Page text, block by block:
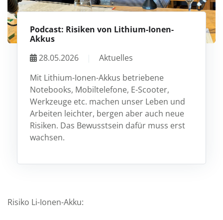
Podcast: Risiken von Lithium-Ionen-
Akkus
28.05.2026
|
Aktuelles
Mit Lithium-Ionen-Akkus betriebene
Notebooks, Mobiltelefone, E-Scooter,
Werkzeuge etc. machen unser Leben und
Arbeiten leichter, bergen aber auch neue
Risiken. Das Bewusstsein dafür muss erst
wachsen.
Risiko Li-Ionen-Akku: